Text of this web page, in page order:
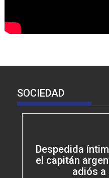
SOCIEDAD
Despedida
el capitán
adiós a